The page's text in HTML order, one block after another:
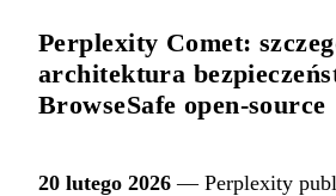
Perplexity Comet:
architektura
BrowseSafe open-source
20 lutego 2026 — Perplexity